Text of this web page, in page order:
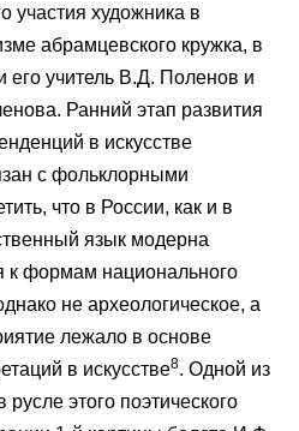
участия художника в
абрамцевского кружка, в
его учитель В.Д. Поленов и
Ранний этап развития
в искусстве
с фольклорными
что в России, как и в
язык модерна
к формам национального
не археологическое, а
лежало в основе
в искусстве8. Одной из
этого поэтического